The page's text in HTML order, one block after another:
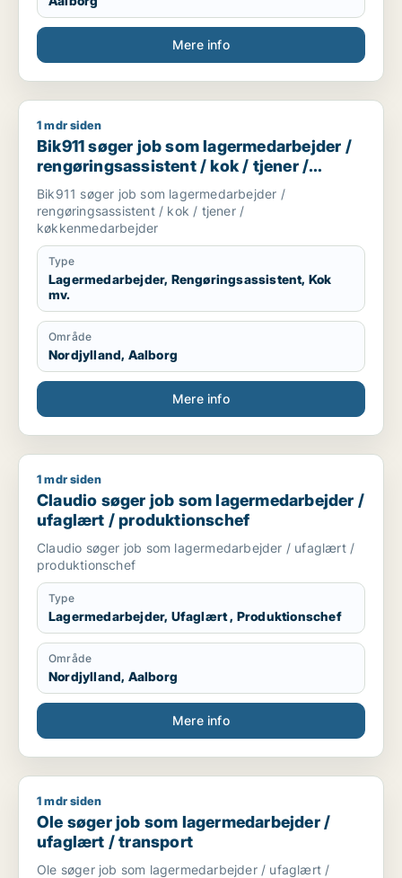
Mere info
Bik911 søger job som lagermedarbejder /
1 mdr siden
Bik911 søger job som lagermedarbejder /
rengøringsassistent / kok / tjener /
køkkenmedarbejder
Bik911 søger job som lagermedarbejder /
rengøringsassistent / kok / tjener /
køkkenmedarbejder
Type
Lagermedarbejder, Rengøringsassistent, Kok
mv.
Område
Nordjylland, Aalborg
Mere info
Claudio søger job som lagermedarbejder / ufaglært /
1 mdr siden
Claudio søger job som lagermedarbejder /
ufaglært / produktionschef
Claudio søger job som lagermedarbejder / ufaglært /
produktionschef
Type
Lagermedarbejder, Ufaglært , Produktionschef
Område
Nordjylland, Aalborg
Mere info
Ole søger job som lagermedarbejder / ufaglært / transport
1 mdr siden
Ole søger job som lagermedarbejder /
ufaglært / transport
Ole søger job som lagermedarbejder / ufaglært /